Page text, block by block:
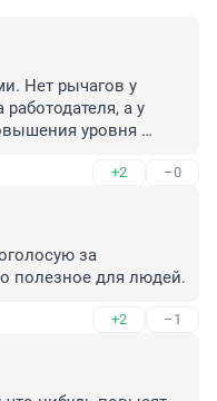
Нет рычагов у
а у
уровня
+2 –0
за
полезное для людей.
+2 –1